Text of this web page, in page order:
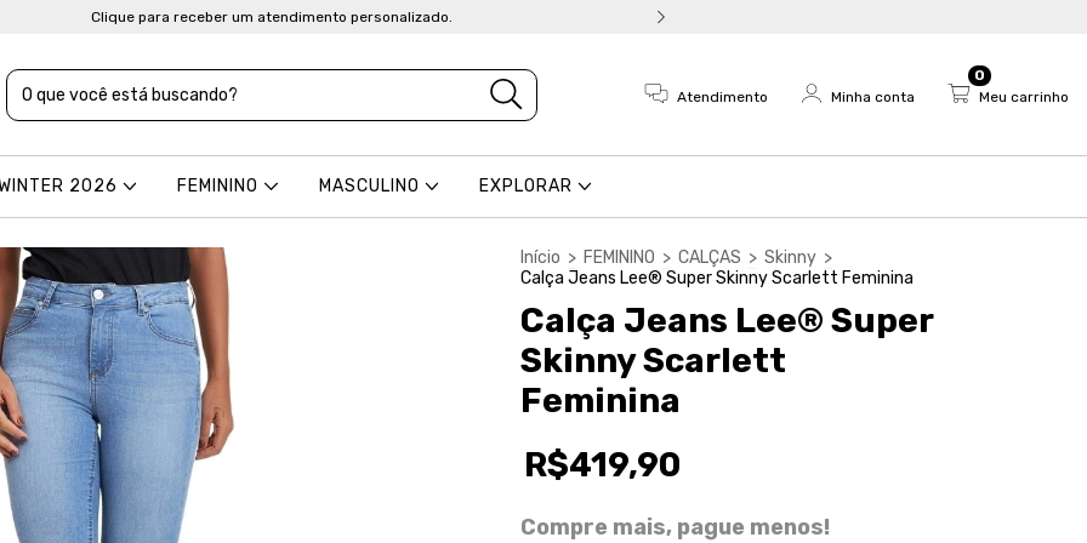
Clique para receber um atendimento personalizado.
Atendimento Minha conta Meu carrinho
0
2026 FEMININO MASCULINO EXPLORAR
Início > FEMININO > CALÇAS > Skinny >
Calça Jeans Lee® Super Skinny Scarlett Feminina
Calça Jeans Lee® Super
Skinny Scarlett
Feminina
R$419,90
Compre mais, pague menos!